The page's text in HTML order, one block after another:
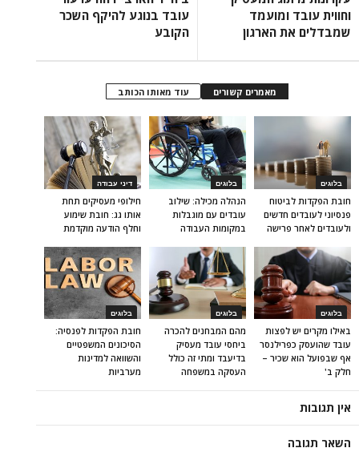
וחווית עובד ומועמד
שמבדלים את הארגון
עובד בנוגע להיקף השכר
הקובע
מאמרים קשורים עוד מאותו הכותב
דיני עבודה
חילופי מעסיקים תחת
אותו גג: חובת שימוע
וחלף הודעה מוקדמת
בלוגים
הנהלה מכילה: שילוב
עובדים עם מוגבלות
במקומות העבודה
בלוגים
חובת הפקדות לביטוח
פנסיוני לעובדים חדשים
ולעובדים לאחר פרישה
בלוגים
חובת הפקדות לפנסיה:
הסיכונים המשפטיים
והשוואה למדינות
מערביות
בלוגים
מהם המבחנים להכרה
ביחסי עובד מעסיק
בדיעבד ומתי זה כולל
העסקה במשפחה
בלוגים
באילו מקרים יש לפצות
עובד שהועסק כפרילנסר
אף שבפועל הוא שכיר –
חלק ב'
אין תגובות
השאר תגובה